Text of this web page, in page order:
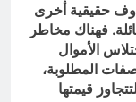
حقيقية أخرى
فهناك مخاطر
الأموال
المطلوبة،
قيمتها